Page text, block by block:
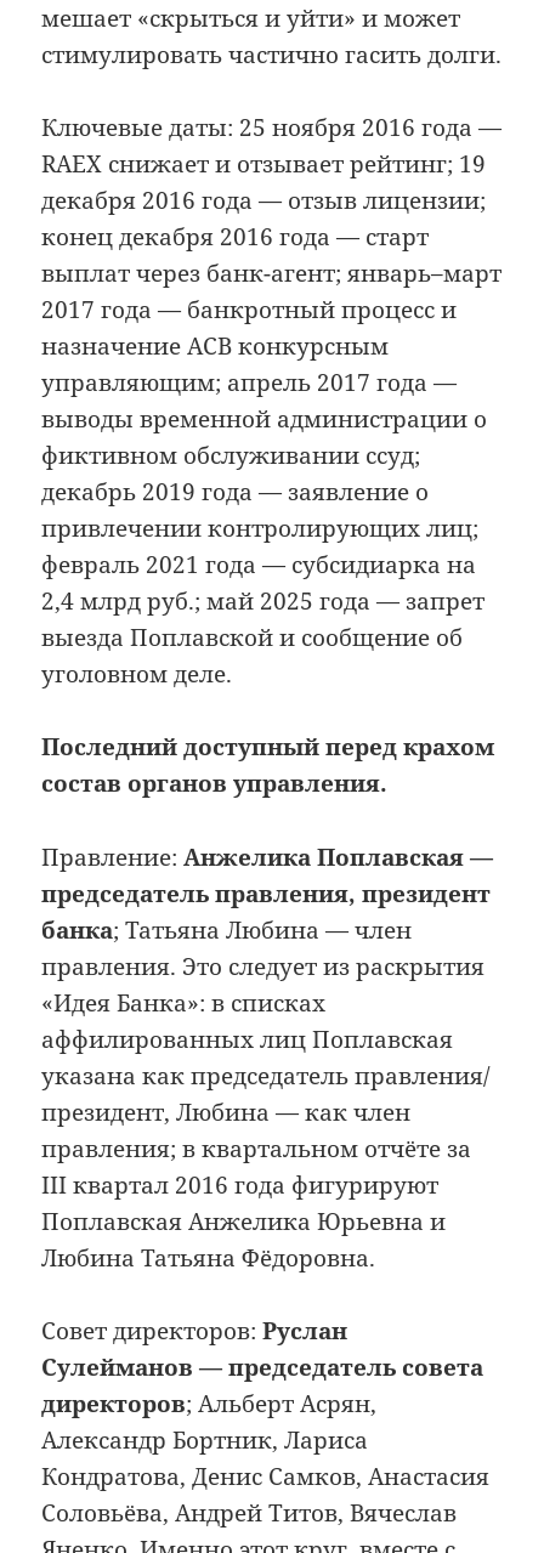
мешает «скрыться и уйти» и может
стимулировать частично гасить долги.
Ключевые даты: 25 ноября 2016 года —
RAEX снижает и отзывает рейтинг; 19
декабря 2016 года — отзыв лицензии;
конец декабря 2016 года — старт
выплат через банк-агент; январь–март
2017 года — банкротный процесс и
назначение АСВ конкурсным
управляющим; апрель 2017 года —
выводы временной администрации о
фиктивном обслуживании ссуд;
декабрь 2019 года — заявление о
привлечении контролирующих лиц;
февраль 2021 года — субсидиарка на
2,4 млрд руб.; май 2025 года — запрет
выезда Поплавской и сообщение об
уголовном деле.
Последний доступный перед крахом
состав органов управления.
Правление:Анжелика Поплавская —
председатель правления, президент
банка; Татьяна Любина — член
правления. Это следует из раскрытия
«Идея Банка»: в списках
аффилированных лиц Поплавская
указана как председатель правления/
президент, Любина — как член
правления; в квартальном отчёте за
III квартал 2016 года фигурируют
Поплавская Анжелика Юрьевна и
Любина Татьяна Фёдоровна.
Совет директоров:Руслан
Сулейманов — председатель совета
директоров; Альберт Асрян,
Александр Бортник, Лариса
Кондратова, Денис Самков, Анастасия
Соловьёва, Андрей Титов, Вячеслав